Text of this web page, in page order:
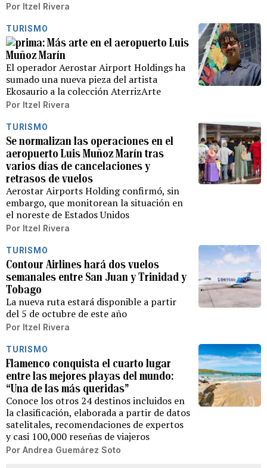
Por Itzel Rivera
TURISMO
Más arte en el aeropuerto Luis
Muñoz Marín
El operador Aerostar Airport Holdings ha
sumado una nueva pieza del artista
Ekosaurio a la colección AterrizArte
Por Itzel Rivera
TURISMO
Se normalizan las operaciones en el
aeropuerto Luis Muñoz Marín tras
varios días de cancelaciones y
retrasos de vuelos
Aerostar Airports Holding confirmó, sin
embargo, que monitorean la situación en
el noreste de Estados Unidos
Por Itzel Rivera
TURISMO
Contour Airlines hará dos vuelos
semanales entre San Juan y Trinidad y
Tobago
La nueva ruta estará disponible a partir
del 5 de octubre de este año
Por Itzel Rivera
TURISMO
Flamenco conquista el cuarto lugar
entre las mejores playas del mundo:
“Una de las más queridas”
Conoce los otros 24 destinos incluidos en
la clasificación, elaborada a partir de datos
satelitales, recomendaciones de expertos
y casi 100,000 reseñas de viajeros
Por Andrea Guemárez Soto